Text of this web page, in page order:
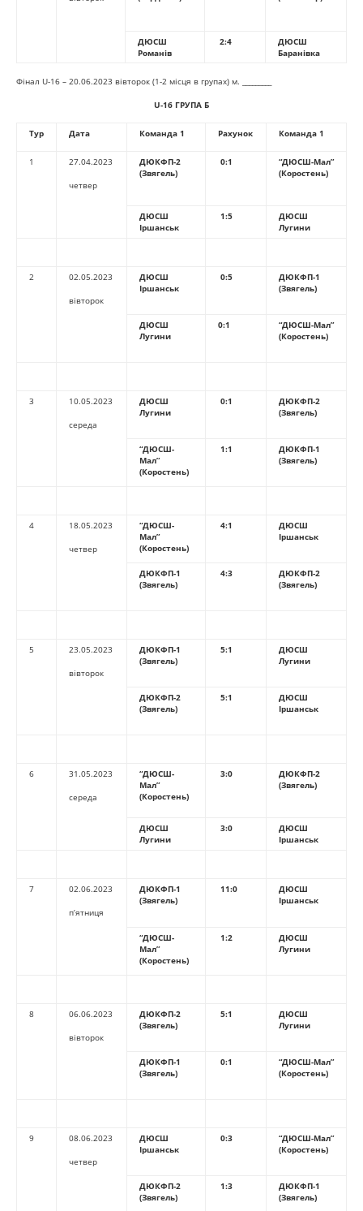
ДЮСШ
Романів
2:4
ДЮСШ
Баранівка
Фінал U-16 – 20.06.2023 вівторок (1-2 місця в групах) м. _________
U-16 ГРУПА Б
Тур Дата Команда 1 Рахунок Команда 1
1 27.04.2023
четвер
ДЮКФП-2
(Звягель)
0:1
“ДЮСШ-Мал”
(Коростень)
ДЮСШ
Іршанськ
1:5
ДЮСШ
Лугини
2 02.05.2023
вівторок
ДЮСШ
Іршанськ
0:5
ДЮКФП-1
(Звягель)
ДЮСШ
Лугини
0:1
“ДЮСШ-Мал”
(Коростень)
3 10.05.2023
середа
ДЮСШ
Лугини
0:1
ДЮКФП-2
(Звягель)
“ДЮСШ-
Мал”
(Коростень)
1:1
ДЮКФП-1
(Звягель)
4 18.05.2023
четвер
“ДЮСШ-
Мал”
(Коростень)
4:1
ДЮСШ
Іршанськ
ДЮКФП-1
(Звягель)
4:3
ДЮКФП-2
(Звягель)
5 23.05.2023
вівторок
ДЮКФП-1
(Звягель)
5:1
ДЮСШ
Лугини
ДЮКФП-2
(Звягель)
5:1
ДЮСШ
Іршанськ
6 31.05.2023
середа
“ДЮСШ-
Мал”
(Коростень)
3:0
ДЮКФП-2
(Звягель)
ДЮСШ
Лугини
3:0
ДЮСШ
Іршанськ
7 02.06.2023
п’ятниця
ДЮКФП-1
(Звягель)
11:0
ДЮСШ
Іршанськ
“ДЮСШ-
Мал”
(Коростень)
1:2
ДЮСШ
Лугини
8 06.06.2023
вівторок
ДЮКФП-2
(Звягель)
5:1
ДЮСШ
Лугини
ДЮКФП-1
(Звягель)
0:1
“ДЮСШ-Мал”
(Коростень)
9 08.06.2023
четвер
ДЮСШ
Іршанськ
0:3
“ДЮСШ-Мал”
(Коростень)
ДЮКФП-2
(Звягель)
1:3
ДЮКФП-1
(Звягель)